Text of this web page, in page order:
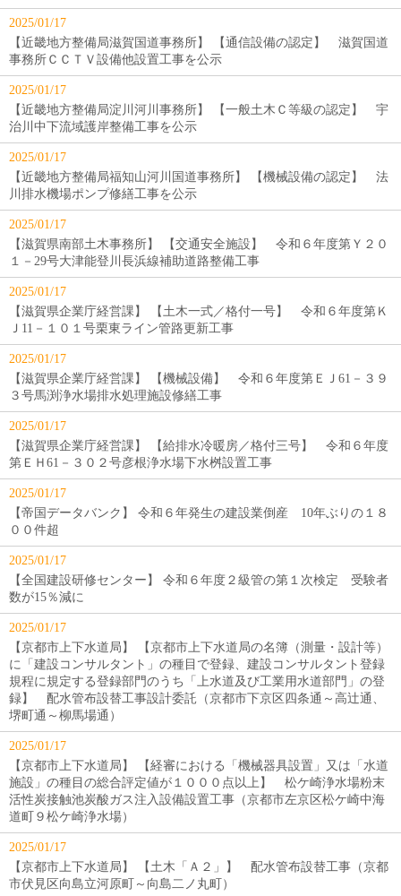
2025/01/17
【近畿地方整備局滋賀国道事務所】 【通信設備の認定】 滋賀国道
事務所ＣＣＴＶ設備他設置工事を公示
2025/01/17
【近畿地方整備局淀川河川事務所】 【一般土木Ｃ等級の認定】 宇
治川中下流域護岸整備工事を公示
2025/01/17
【近畿地方整備局福知山河川国道事務所】 【機械設備の認定】 法
川排水機場ポンプ修繕工事を公示
2025/01/17
【滋賀県南部土木事務所】 【交通安全施設】 令和６年度第Ｙ２０
１－29号大津能登川長浜線補助道路整備工事
2025/01/17
【滋賀県企業庁経営課】 【土木一式／格付一号】 令和６年度第Ｋ
Ｊ11－１０１号栗東ライン管路更新工事
2025/01/17
【滋賀県企業庁経営課】 【機械設備】 令和６年度第ＥＪ61－３９
３号馬渕浄水場排水処理施設修繕工事
2025/01/17
【滋賀県企業庁経営課】 【給排水冷暖房／格付三号】 令和６年度
第ＥＨ61－３０２号彦根浄水場下水桝設置工事
2025/01/17
【帝国データバンク】 令和６年発生の建設業倒産 10年ぶりの１８
００件超
2025/01/17
【全国建設研修センター】 令和６年度２級管の第１次検定 受験者
数が15％減に
2025/01/17
【京都市上下水道局】 【京都市上下水道局の名簿（測量・設計等）
に「建設コンサルタント」の種目で登録、建設コンサルタント登録
規程に規定する登録部門のうち「上水道及び工業用水道部門」の登
録】 配水管布設替工事設計委託（京都市下京区四条通～高辻通、
堺町通～柳馬場通）
2025/01/17
【京都市上下水道局】 【経審における「機械器具設置」又は「水道
施設」の種目の総合評定値が１０００点以上】 松ケ崎浄水場粉末
活性炭接触池炭酸ガス注入設備設置工事（京都市左京区松ケ崎中海
道町９松ケ崎浄水場）
2025/01/17
【京都市上下水道局】 【土木「Ａ２」】 配水管布設替工事（京都
市伏見区向島立河原町～向島二ノ丸町）